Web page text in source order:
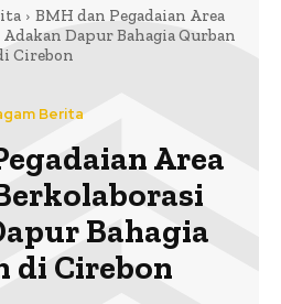
BMH dan Pegadaian Area
Dapur Bahagia Qurban
Cirebon
Berita
Area
Bahagia
di Cirebon